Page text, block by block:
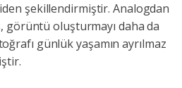
şekillendirmiştir. Analogdan
görüntü oluşturmayı daha da
günlük yaşamın ayrılmaz